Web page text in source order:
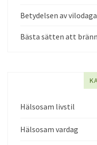
Betydelsen av
Bästa sätten att
Hälsosam livstil
Hälsosam vardag